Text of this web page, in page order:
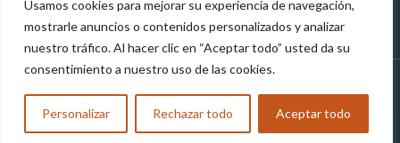
Usamos cookies para mejorar su experiencia de navegación,
mostrarle anuncios o contenidos personalizados y analizar
nuestro tráfico. Al hacer clic en “Aceptar todo” usted da su
consentimiento a nuestro uso de las cookies.
Personalizar Rechazar todo Aceptar todo
Políticas de
Devolución
Políticas de tratamiento de
datos personales
Compra y Reclama tu Obsequio